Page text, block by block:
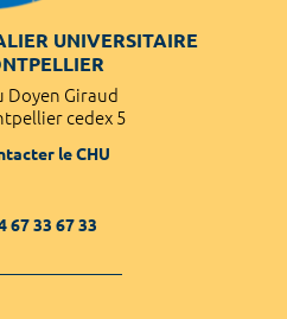
UNIVERSITAIRE
Doyen Giraud
cedex 5
le CHU
67 33 67 33